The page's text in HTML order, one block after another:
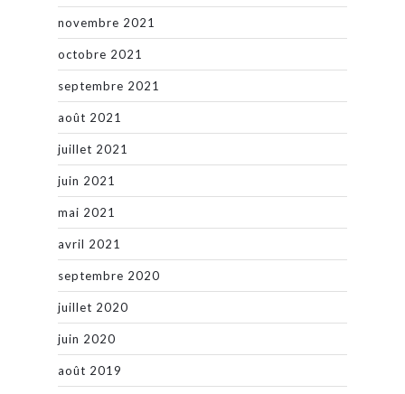
novembre 2021
octobre 2021
septembre 2021
août 2021
juillet 2021
juin 2021
mai 2021
avril 2021
septembre 2020
juillet 2020
juin 2020
août 2019